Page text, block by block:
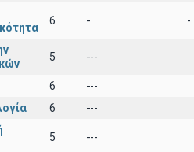
6 - -
5 ---
6
---
6 ---
5 ---